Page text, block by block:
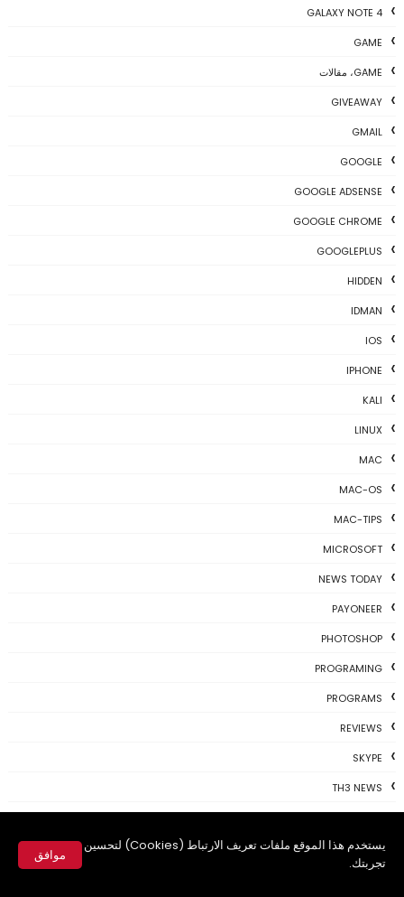
يستخدم هذا الموقع ملفات تعريف الارتباط (Cookies) لتحسين
تجربتك.
موافق
GALAXY NOTE 4
GAME
GAME، مقالات
GIVEAWAY
GMAIL
GOOGLE
GOOGLE ADSENSE
GOOGLE CHROME
GOOGLEPLUS
HIDDEN
IDMAN
IOS
IPHONE
KALI
LINUX
MAC
MAC-OS
MAC-TIPS
MICROSOFT
NEWS TODAY
PAYONEER
PHOTOSHOP
PROGRAMING
PROGRAMS
REVIEWS
SKYPE
TH3 NEWS
TIPS
TSU